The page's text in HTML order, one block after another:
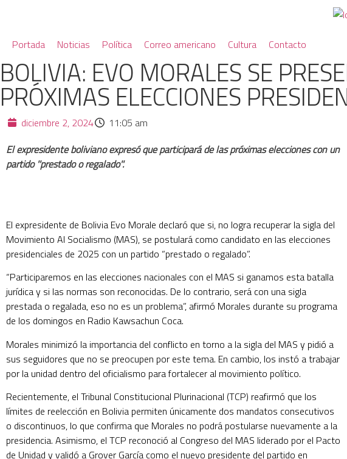
Portada Noticias Política Correo americano Cultura Contacto
BOLIVIA: EVO MORALES SE
PRÓXIMAS ELECCIONES
diciembre 2, 2024
11:05 am
El expresidente boliviano expresó que participará de las próximas elecciones con un
partido ''prestado o regalado''.
El expresidente de Bolivia Evo Morale declaró que si, no logra recuperar la sigla del
Movimiento Al Socialismo (MAS), se postulará como candidato en las elecciones
presidenciales de 2025 con un partido “prestado o regalado”.
“Participaremos en las elecciones nacionales con el MAS si ganamos esta batalla
jurídica y si las normas son reconocidas. De lo contrario, será con una sigla
prestada o regalada, eso no es un problema”, afirmó Morales durante su programa
de los domingos en Radio Kawsachun Coca.
Morales minimizó la importancia del conflicto en torno a la sigla del MAS y pidió a
sus seguidores que no se preocupen por este tema. En cambio, los instó a trabajar
por la unidad dentro del oficialismo para fortalecer al movimiento político.
Recientemente, el Tribunal Constitucional Plurinacional (TCP) reafirmó que los
límites de reelección en Bolivia permiten únicamente dos mandatos consecutivos
o discontinuos, lo que confirma que Morales no podrá postularse nuevamente a la
presidencia. Asimismo, el TCP reconoció al Congreso del MAS liderado por el Pacto
de Unidad y validó a Grover García como el nuevo presidente del partido en